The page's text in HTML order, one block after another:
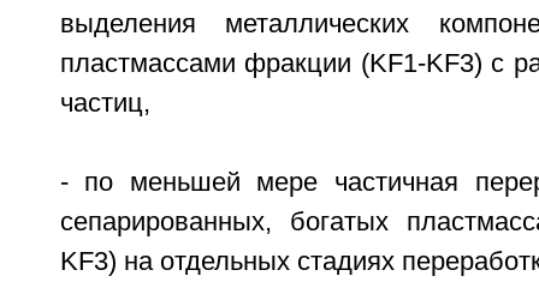
выделения металлических
пластмассами фракции (KF1-KF3) с
частиц,
- по меньшей мере частичная
сепарированных, богатых
KF3) на отдельных стадиях